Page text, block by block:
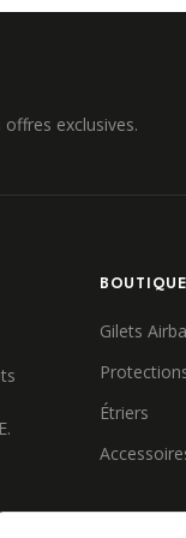
exclusives.
Gilets
Étriers